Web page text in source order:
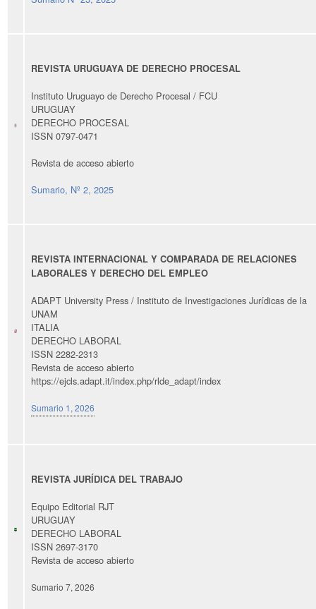
REVISTA URUGUAYA DE DERECHO PROCESAL
Instituto Uruguayo de Derecho Procesal / FCU
URUGUAY
DERECHO PROCESAL
ISSN 0797-0471
Revista de acceso abierto
Sumario, Nº 2, 2025
REVISTA INTERNACIONAL Y COMPARADA DE RELACIONES
LABORALES Y DERECHO DEL EMPLEO
ADAPT University Press / Instituto de Investigaciones Jurídicas de la
UNAM
ITALIA
DERECHO LABORAL
ISSN 2282-2313
Revista de acceso abierto
https://ejcls.adapt.it/index.php/rlde_adapt/index
Sumario 1, 2026
REVISTA JURÍDICA DEL TRABAJO
Equipo Editorial RJT
URUGUAY
DERECHO LABORAL
ISSN 2697-3170
Revista de acceso abierto
Sumario 7, 2026